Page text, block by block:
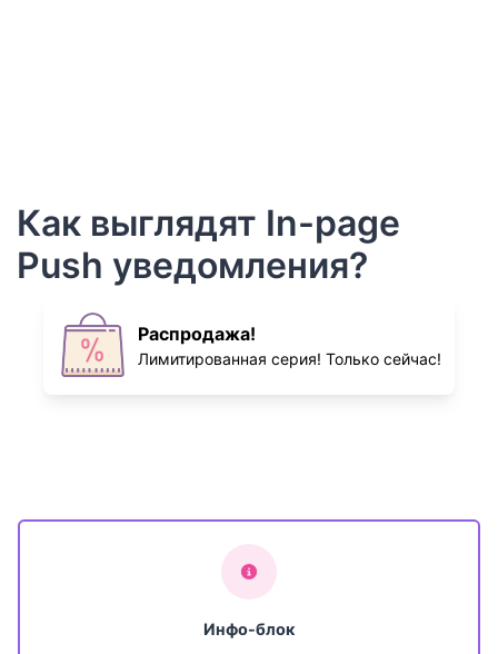
Как выглядят In-page
Push уведомления?
Распродажа!
Лимитированная серия! Только сейчас!
Инфо-блок